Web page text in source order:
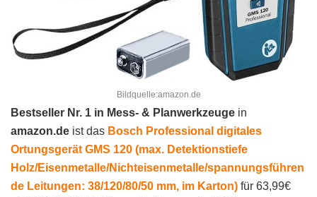
Bildquelle:amazon.de
Bestseller Nr. 1 in Mess- & Planwerkzeuge in
amazon.de ist das Bosch Professional digitales
Ortungsgerät GMS 120 (max. Detektionstiefe
Holz/Eisenmetalle/Nichteisenmetalle/spannungsführen
de Leitungen: 38/120/80/50 mm, im Karton) für 63,99€